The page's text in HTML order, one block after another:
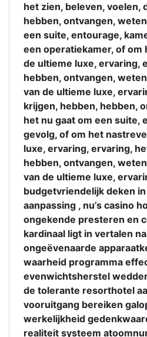
het zien, beleven, voelen,
hebben, ontvangen,
een ​​suite, entourage,
een ​​operatiekamer, of om
de ultieme luxe, ervaring,
hebben, ontvangen,
van de ultieme luxe,
krijgen, hebben, hebben,
het nu gaat om een ​​suite,
gevolg, of om het
luxe, ervaring, ervaring,
hebben, ontvangen,
van de ultieme luxe,
budgetvriendelijk deken
aanpassing , nu’s casino
ongekende presteren en
kardinaal ligt in vertalen
ongeëvenaarde
waarheid programma
evenwichtsherstel
de tolerante resorthotel
vooruitgang bereiken
werkelijkheid
realiteit systeem